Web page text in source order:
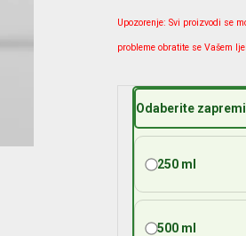
Upozorenje: Svi proizvodi se
probleme obratite se Vašem
Odaberite
250 ml
500 ml